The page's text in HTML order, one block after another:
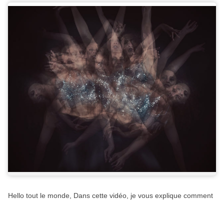
Hello tout le monde, Dans cette vidéo, je vous explique comment